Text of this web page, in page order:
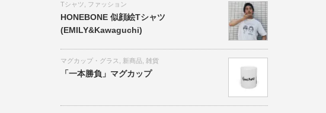
Tシャツ ファッション
HONEBONE 似顔絵Tシャツ
(EMILY&Kawaguchi)
マグカップ・グラス 新商品 雑貨
「一本勝負」マグカップ